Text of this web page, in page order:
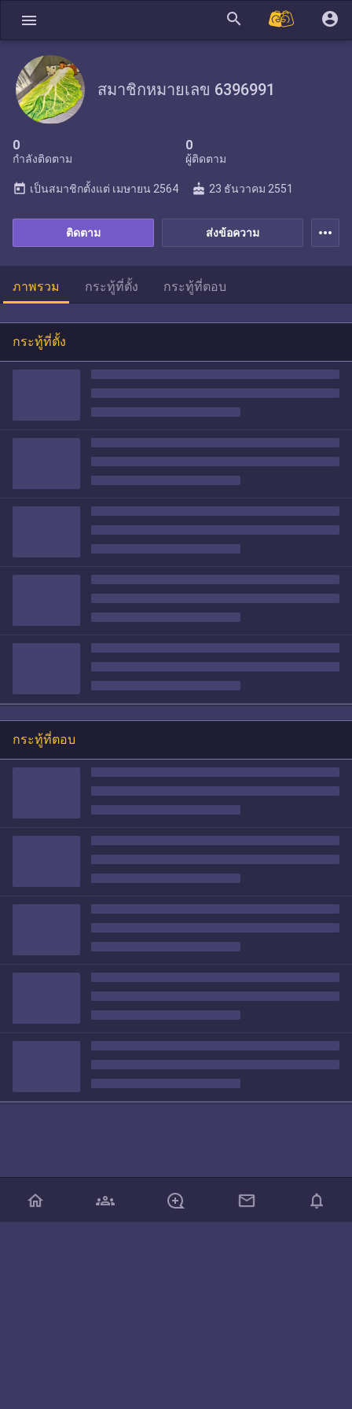
menu search account_circle
สมาชิกหมายเลข 6396991
0
กำลังติดตาม
0
ผู้ติดตาม
ส่งข้อความ
ติดตาม
today เป็นสมาชิกตั้งแต่ เมษายน 2564 cake 23 ธันวาคม 2551
more_horiz
ภาพรวม กระทู้ที่ตั้ง กระทู้ที่ตอบ
กระทู้ที่ตั้ง
กระทู้ที่ตอบ